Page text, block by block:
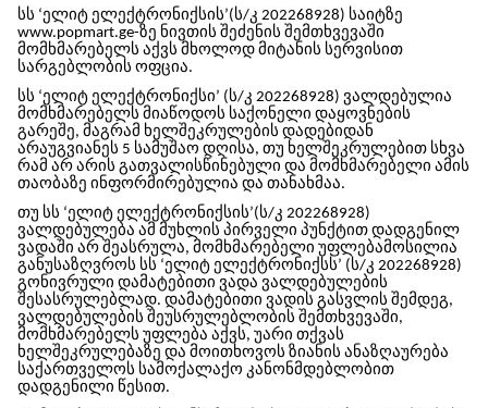
სს ‘ელიტ ელექტრონიქსის’(ს/კ 202268928) საიტზე
www.popmart.ge-ზე ნივთის შეძენის შემთხვევაში
მომხმარებელს აქვს მხოლოდ მიტანის სერვისით
სარგებლობის ოფცია.
სს ‘ელიტ ელექტრონიქსი’ (ს/კ 202268928) ვალდებულია
მომხმარებელს მიაწოდოს საქონელი დაყოვნების
გარეშე, მაგრამ ხელშეკრულების დადებიდან
არაუგვიანეს 5 სამუშაო დღისა, თუ ხელშეკრულებით სხვა
რამ არ არის გათვალისწინებული და მომხმარებელი ამის
თაობაზე ინფორმირებულია და თანახმაა.
თუ სს ‘ელიტ ელექტრონიქსის’(ს/კ 202268928)
ვალდებულება ამ მუხლის პირველი პუნქტით დადგენილ
ვადაში არ შეასრულა, მომხმარებელი უფლებამოსილია
განუსაზღვროს სს ‘ელიტ ელექტრონიქსს’ (ს/კ 202268928)
გონივრული დამატებითი ვადა ვალდებულების
შესასრულებლად. დამატებითი ვადის გასვლის შემდეგ,
ვალდებულების შეუსრულებლობის შემთხვევაში,
მომხმარებელს უფლება აქვს, უარი თქვას
ხელშეკრულებაზე და მოითხოვოს ზიანის ანაზღაურება
საქართველოს სამოქალაქო კანონმდებლობით
დადგენილი წესით.